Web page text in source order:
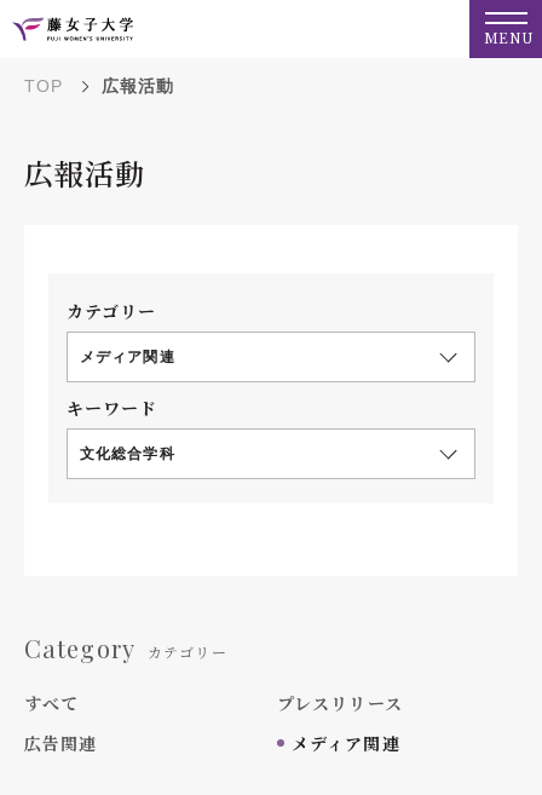
MENU
TOP 広報活動
広報活動
カテゴリー
メディア関連
キーワード
文化総合学科
Category カテゴリー
すべて
プレスリリース
広告関連
メディア関連